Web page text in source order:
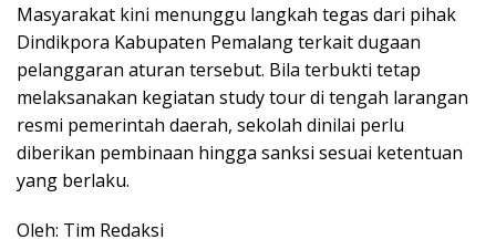
Masyarakat kini menunggu langkah tegas dari pihak
Dindikpora Kabupaten Pemalang terkait dugaan
pelanggaran aturan tersebut. Bila terbukti tetap
melaksanakan kegiatan study tour di tengah larangan
resmi pemerintah daerah, sekolah dinilai perlu
diberikan pembinaan hingga sanksi sesuai ketentuan
yang berlaku.
Oleh: Tim Redaksi